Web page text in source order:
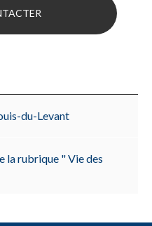
du-Levant
la rubrique " Vie des